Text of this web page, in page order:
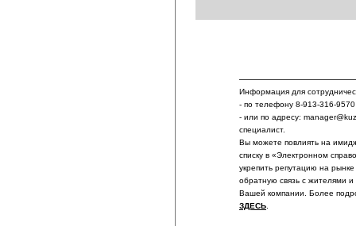
Информация для
- по телефону 8-913-316-9570
- или по адресу:
специалист.
Вы можете повлиять на
списку в «Электронном
укрепить репутацию на
обратную связь с жителями и
Вашей компании. Более
ЗДЕСЬ